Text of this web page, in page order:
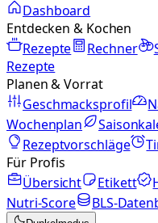
Dashboard
Entdecken & Kochen
Rezepte
Rechner
Rezepte
Planen & Vorrat
Geschmacksprofil
Wochenplan
Rezeptvorschläge
Für Profis
Übersicht
Etikett
Nutri-Score
BLS-